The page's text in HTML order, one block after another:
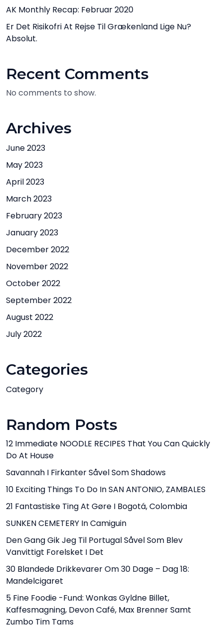
AK Monthly Recap: Februar 2020
Er Det Risikofri At Rejse Til Grækenland Lige Nu?
Absolut.
Recent Comments
No comments to show.
Archives
June 2023
May 2023
April 2023
March 2023
February 2023
January 2023
December 2022
November 2022
October 2022
September 2022
August 2022
July 2022
Categories
Category
Random Posts
12 Immediate NOODLE RECIPES That You Can Quickly
Do At House
Savannah I Firkanter Såvel Som Shadows
10 Exciting Things To Do In SAN ANTONIO, ZAMBALES
21 Fantastiske Ting At Gøre I Bogotá, Colombia
SUNKEN CEMETERY In Camiguin
Den Gang Gik Jeg Til Portugal Såvel Som Blev
Vanvittigt Forelsket I Det
30 Blandede Drikkevarer Om 30 Dage – Dag 18:
Mandelcigaret
5 Fine Foodie -fund: Wonkas Gyldne Billet,
Kaffesmagning, Devon Café, Max Brenner Samt
Zumbo Tim Tams